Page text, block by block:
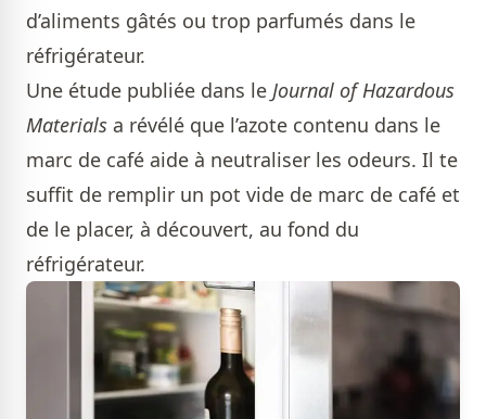
d’aliments gâtés ou trop parfumés dans le
réfrigérateur.
Une étude publiée dans le Journal of Hazardous
Materials a révélé que l’azote contenu dans le
marc de café aide à neutraliser les odeurs. Il te
suffit de remplir un pot vide de marc de café et
de le placer, à découvert, au fond du
réfrigérateur.